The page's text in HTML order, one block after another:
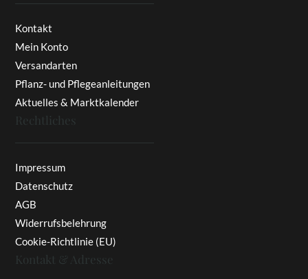
Kontakt
Mein Konto
Versandarten
Pflanz- und Pflegeanleitungen
Aktuelles & Marktkalender
Rechtliches
Impressum
Datenschutz
AGB
Widerrufsbelehrung
Cookie-Richtlinie (EU)
Kontakt & Adresse